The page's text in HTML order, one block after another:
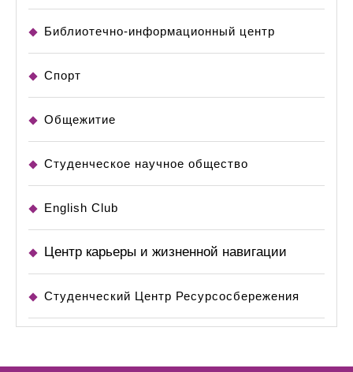
Библиотечно-информационный центр
Спорт
Общежитие
Студенческое научное общество
English Club
Центр карьеры и жизненной навигации
Студенческий Центр Ресурсосбережения